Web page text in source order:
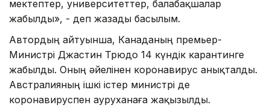
мектептер, университеттер, балабақшалар
жабылды», - деп жазады басылым.
Автордың айтуынша, Канаданың премьер-
Министрі Джастин Трюдо 14 күндік карантинге
жабылды. Оның әйелінен коронавирус анықталды.
Австралияның ішкі істер министрі де
коронавируспен ауруханаға жақызылды.